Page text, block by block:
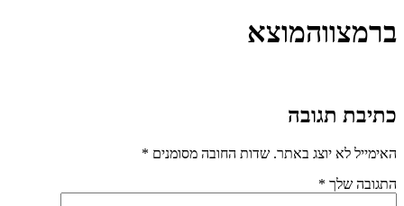
ברמצווהמוצא
כתיבת תגובה
האימייל לא יוצג באתר. שדות החובה מסומנים *
התגובה שלך *